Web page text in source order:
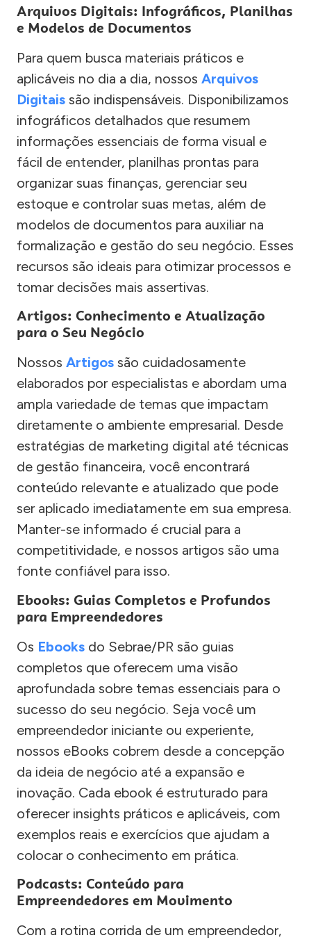
Arquivos Digitais: Infográficos, Planilhas
e Modelos de Documentos
Para quem busca materiais práticos e
aplicáveis no dia a dia, nossos Arquivos
Digitais são indispensáveis. Disponibilizamos
infográficos detalhados que resumem
informações essenciais de forma visual e
fácil de entender, planilhas prontas para
organizar suas finanças, gerenciar seu
estoque e controlar suas metas, além de
modelos de documentos para auxiliar na
formalização e gestão do seu negócio. Esses
recursos são ideais para otimizar processos e
tomar decisões mais assertivas.
Artigos: Conhecimento e Atualização
para o Seu Negócio
Nossos Artigos são cuidadosamente
elaborados por especialistas e abordam uma
ampla variedade de temas que impactam
diretamente o ambiente empresarial. Desde
estratégias de marketing digital até técnicas
de gestão financeira, você encontrará
conteúdo relevante e atualizado que pode
ser aplicado imediatamente em sua empresa.
Manter-se informado é crucial para a
competitividade, e nossos artigos são uma
fonte confiável para isso.
Ebooks: Guias Completos e Profundos
para Empreendedores
Os Ebooks do Sebrae/PR são guias
completos que oferecem uma visão
aprofundada sobre temas essenciais para o
sucesso do seu negócio. Seja você um
empreendedor iniciante ou experiente,
nossos eBooks cobrem desde a concepção
da ideia de negócio até a expansão e
inovação. Cada ebook é estruturado para
oferecer insights práticos e aplicáveis, com
exemplos reais e exercícios que ajudam a
colocar o conhecimento em prática.
Podcasts: Conteúdo para
Empreendedores em Movimento
Com a rotina corrida de um empreendedor,